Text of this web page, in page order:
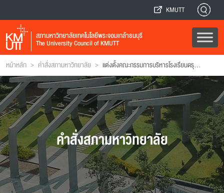
KMUTT
สภามหาวิทยาลัยเทคโนโลยีพระจอมเกล้าธนบุรี
The University Council of KMUTT
หน้าหลัก > คำสั่งสภามหาวิทยาลัย > แต่งตั้งคณะกรรมการบริหารโรงเรียนดรุณสิกขาลัย
คำสั่งสภามหาวิทยาลัย